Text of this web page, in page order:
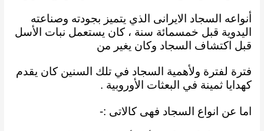
أنواعه السجاد الايرانى الذي يتميز بجودته وصناعته
اليدوية قبل خمسمائة سنة ، كان يستعمل نبات الأسل
قبل اكتشاف السجاد وكان يغير من
فترة لفترة ولأهمية السجاد في تلك السنين كان يقدم
كهدايا ثمينة في البعثات
الأوروبية .
اما عن انواع السجاد فهى كالاتى :-